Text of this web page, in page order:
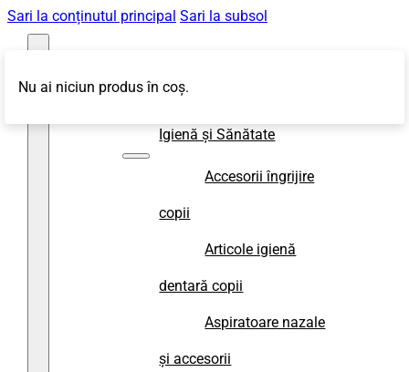
Sari la conținutul principal Sari la subsol
Igienă și Sănătate
Accesorii îngrijire
copii
Articole igienă
dentară copii
Aspiratoare nazale
și accesorii
Nu ai niciun produs în coș.